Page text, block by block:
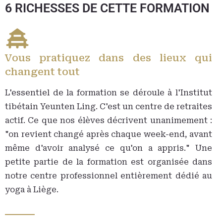
6 RICHESSES DE CETTE FORMATION
Vous pratiquez dans des lieux qui
changent tout
L'essentiel de la formation se déroule à l'Institut
tibétain Yeunten Ling. C'est un centre de retraites
actif. Ce que nos élèves décrivent unanimement :
"on revient changé après chaque week-end, avant
même d'avoir analysé ce qu'on a appris." Une
petite partie de la formation est organisée dans
notre centre professionnel entièrement dédié au
yoga à Liège.